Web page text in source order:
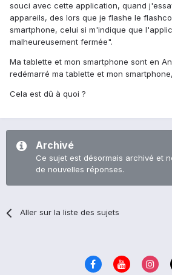
souci avec cette application, quand
appareils, des lors que je flashe le
smartphone, celui si m'indique que
malheureusement fermée".
Ma tablette et mon smartphone sont en
redémarré ma tablette et mon
Cela est dû à quoi ?
Archivé
Ce sujet est désormais archivé et
de nouvelles réponses.
Aller sur la liste des sujets